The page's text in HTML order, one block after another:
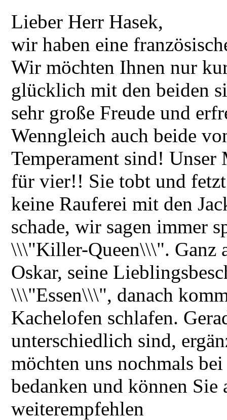
Lieber Herr Hasek,
wir haben eine
Wir möchten Ihnen nur
glücklich mit den beiden
sehr große Freude und
Wenngleich auch beide
Temperament sind! Unser
für vier!! Sie tobt und
keine Rauferei mit den
schade, wir sagen immer
\\\"Killer-Queen\\\". Ganz
Oskar, seine
\\\"Essen\\\", danach
Kachelofen schlafen.
unterschiedlich sind,
möchten uns nochmals
bedanken und können
weiterempfehlen